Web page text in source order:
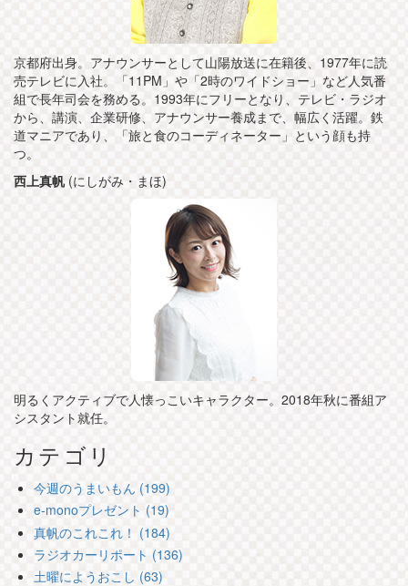
京都府出身。アナウンサーとして山陽放送に在籍後、1977年に読
売テレビに入社。「11PM」や「2時のワイドショー」など人気番
組で長年司会を務める。1993年にフリーとなり、テレビ・ラジオ
から、講演、企業研修、アナウンサー養成まで、幅広く活躍。鉄
道マニアであり、「旅と食のコーディネーター」という顔も持
つ。
西上真帆(にしがみ・まほ)
明るくアクティブで人懐っこいキャラクター。2018年秋に番組ア
シスタント就任。
カテゴリ
今週のうまいもん (199)
e-monoプレゼント (19)
真帆のこれこれ！ (184)
ラジオカーリポート (136)
土曜にようおこし (63)